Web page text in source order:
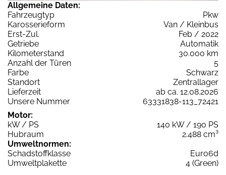
Allgemeine Daten:
Fahrzeugtyp
Pkw
Karosserieform
Van / Kleinbus
Erst-Zul.
Feb / 2022
Getriebe
Automatik
Kilometerstand
30.000 km
Anzahl der Türen
5
Farbe
Schwarz
Standort
Zentrallager
Lieferzeit
ab ca. 12.08.2026
Unsere Nummer
63331838-113_72421
Motor:
kW / PS
140 kW / 190 PS
Hubraum
2.488 cm³
Umweltnormen:
Schadstoffklasse
Euro6d
Umweltplakette
4 (Green)